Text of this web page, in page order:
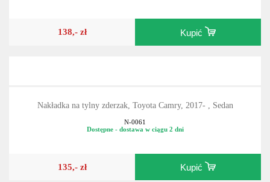
138,- zł Kupić
Nakładka na tylny zderzak, Toyota Camry, 2017- , Sedan
N-0061
Dostępne - dostawa w ciągu 2 dni
135,- zł Kupić